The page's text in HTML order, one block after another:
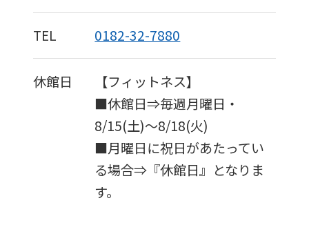
TEL 0182-32-7880
休館日
【フィットネス】
■休館日⇒毎週月曜日・
8/15(土)～8/18(火)
■月曜日に祝日があたってい
る場合⇒『休館日』となりま
す。